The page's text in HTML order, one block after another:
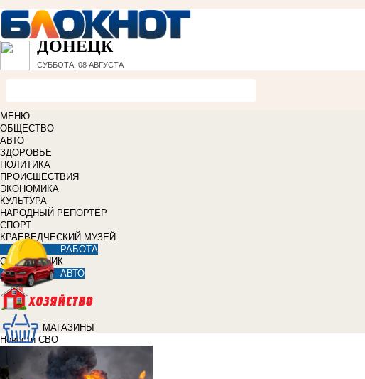
ДОНЕЦК
СУББОТА, 08 АВГУСТА
МЕНЮ
ОБЩЕСТВО
АВТО
ЗДОРОВЬЕ
ПОЛИТИКА
ПРОИСШЕСТВИЯ
ЭКОНОМИКА
КУЛЬТУРА
НАРОДНЫЙ РЕПОРТЁР
СПОРТ
КРАЕВЕДЧЕСКИЙ МУЗЕЙ
РАБОТА
СПРАВОЧНИК
АВТО
МАГАЗИНЫ
Новости СВО